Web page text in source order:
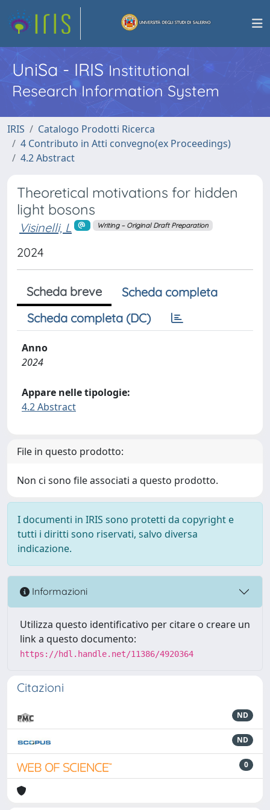
UniSa - IRISInstitutional
Research Information System
IRIS
Catalogo Prodotti Ricerca
4 Contributo in Atti convegno(ex Proceedings)
4.2 Abstract
Theoretical motivations for hidden
light bosons
Visinelli, L Writing – Original Draft Preparation
2024
Scheda breve
Scheda completa
Scheda completa (DC)
Anno
2024
Appare nelle tipologie:
4.2 Abstract
File in questo prodotto:
Non ci sono file associati a questo prodotto.
I documenti in IRIS sono protetti da copyright e
tutti i diritti sono riservati, salvo diversa
indicazione.
Informazioni
Utilizza questo identificativo per citare o creare un
link a questo documento:
https://hdl.handle.net/11386/4920364
Citazioni
ND
ND
0